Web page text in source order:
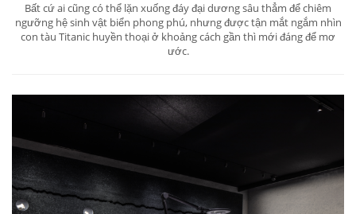
Bất cứ ai cũng có thể lặn xuống đáy đại dương sâu thẳm để chiêm
ngưỡng hệ sinh vật biển phong phú, nhưng được tận mắt ngắm nhìn
con tàu Titanic huyền thoại ở khoảng cách gần thì mới đáng để mơ
ước.